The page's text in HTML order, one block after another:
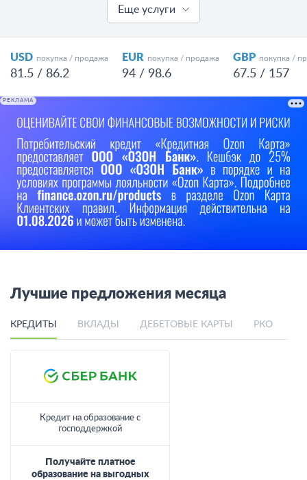
Еще услуги
USD покупка / продажа
81.5 / 86.2
EUR покупка / продажа
94 / 98.6
GBP покупка /
67.5 / 157
РЕКЛАМА
Лучшие предложения месяца
КРЕДИТЫ ВКЛАДЫ ДЕБЕТОВЫЕ КАРТЫ РКО
Кредит на образование с
господдержкой
Получайте платное
образование на выгодных